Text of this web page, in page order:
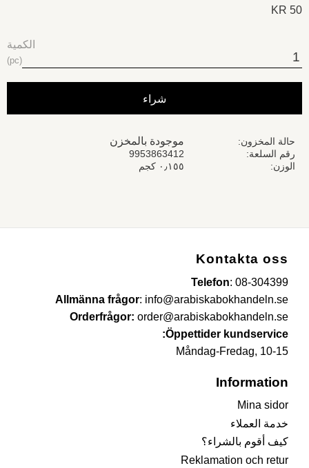
50
الكمية
pc
شراء
حالة المخزون موجودة بالمخزن
رقم السلعة
9953863412
الوزن
٠٫١٥٥ كجم
Kontakta oss
Telefon: 08-304399
Allmänna frågor: info@arabiskabokhandeln.se
Orderfrågor: order@arabiskabokhandeln.se
Öppettider kundservice:
Måndag-Fredag, 10-15
Information
Mina sidor
خدمة العملاء
كيف أقوم بالشراء؟
Reklamation och retur